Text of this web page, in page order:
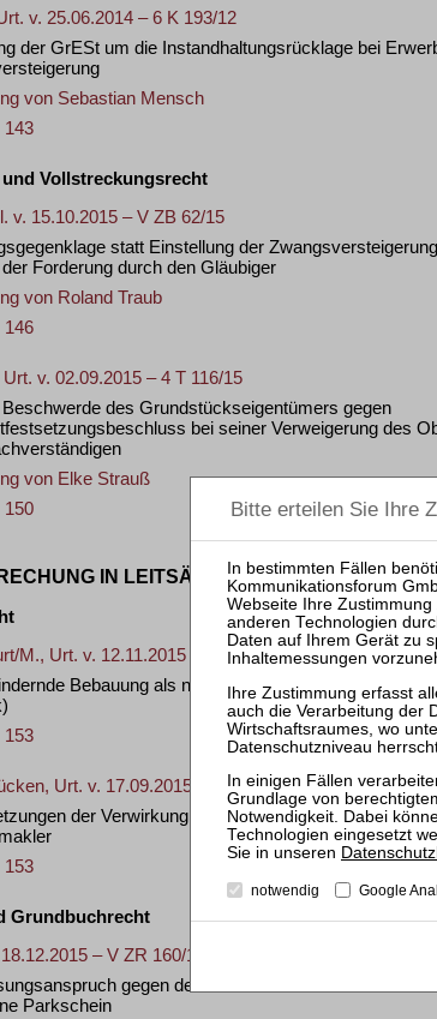
v. 25.06.2014 – 6 K 193/12
der GrESt um die Instandhaltungsrücklage bei
von Sebastian Mensch
143
Vollstreckungsrecht
v. 15.10.2015 – V ZB 62/15
statt Einstellung der
Forderung durch den Gläubiger
von Roland Traub
146
v. 02.09.2015 – 4 T 116/15
des Grundstückseigentümers gegen
bei seiner Verweigerung des
von Elke Strauß
150
IN LEITSÄTZEN
M., Urt. v. 12.11.2015 – 3 U 4/14
Bebauung als nachvertragliche
153
Urt. v. 17.09.2015 – 4 U 131/14
der Verwirkung der Maklerprovision bei
153
Grundbuchrecht
– V ZR 160/14
gegen den Halter nach Parken seines
Parkschein
notwendig Google